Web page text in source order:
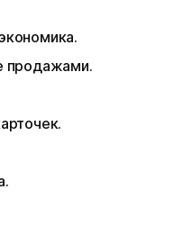
продажами.